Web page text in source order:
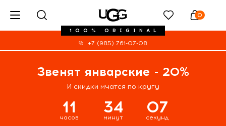
100% ORIGINAL
0
+7 (985) 761-07-08
Звенят январские - 20%
И скидки мчатся по кругу
11
часов
34
минут
06
секунд